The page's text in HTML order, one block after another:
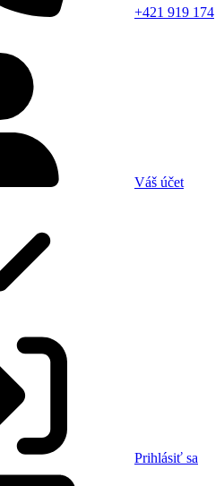
+421 919 174
Váš účet
Prihlásiť sa